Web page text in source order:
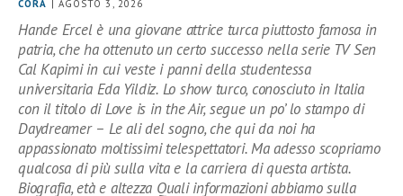
CORA | AGOSTO 3, 2026
Hande Ercel è una giovane attrice turca piuttosto famosa in
patria, che ha ottenuto un certo successo nella serie TV Sen
Cal Kapimi in cui veste i panni della studentessa
universitaria Eda Yildiz. Lo show turco, conosciuto in Italia
con il titolo di Love is in the Air, segue un po’ lo stampo di
Daydreamer – Le ali del sogno, che qui da noi ha
appassionato moltissimi telespettatori. Ma adesso scopriamo
qualcosa di più sulla vita e la carriera di questa artista.
Biografia, età e altezza Quali informazioni abbiamo sulla